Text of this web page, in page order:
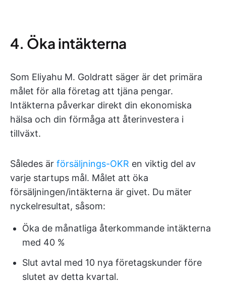
4. Öka intäkterna
Som Eliyahu M. Goldratt säger är det primära
målet för alla företag att tjäna pengar.
Intäkterna påverkar direkt din ekonomiska
hälsa och din förmåga att återinvestera i
tillväxt.
Således är försäljnings-OKR en viktig del av
varje startups mål. Målet att öka
försäljningen/intäkterna är givet. Du mäter
nyckelresultat, såsom:
Öka de månatliga återkommande intäkterna
med 40 %
Slut avtal med 10 nya företagskunder före
slutet av detta kvartal.